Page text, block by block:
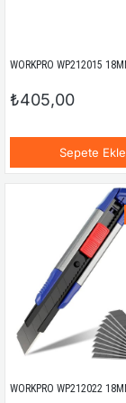
₺405,00
Sepete Ekle